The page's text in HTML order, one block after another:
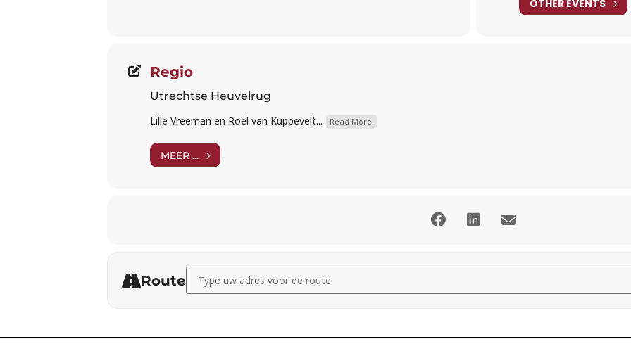
OTHER EVENTS
Regio
Utrechtse Heuvelrug
Lille Vreeman en Roel van Kuppevelt...
Read More.
MEER ...
Route
Address - Leden-voor-ledenconcert Utrechtse Heuvelrug [9dq157e8A]